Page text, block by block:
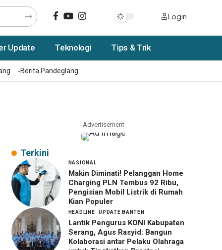
Login
Update Teknologi Tips & Trik
Berita Pandeglang
- Advertisement -
Terkini
NASIONAL
Makin Diminati! Pelanggan Home
Charging PLN Tembus 92 Ribu,
Pengisian Mobil Listrik di Rumah
Kian Populer
HEADLINE UPDATE BANTEN
Lantik Pengurus KONI Kabupaten
Serang, Agus Rasyid: Bangun
Kolaborasi antar Pelaku Olahraga